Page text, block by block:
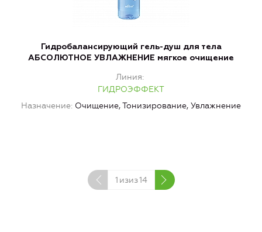
Гидробалансирующий гель-душ для тела
АБСОЛЮТНОЕ УВЛАЖНЕНИЕ мягкое очищение
Линия
ГИДРОЭФФЕКТ
Назначение Очищение, Тонизирование, Увлажнение
1 изиз14